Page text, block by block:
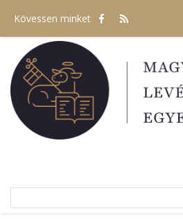
tartalomra
Kövessen minket
Search